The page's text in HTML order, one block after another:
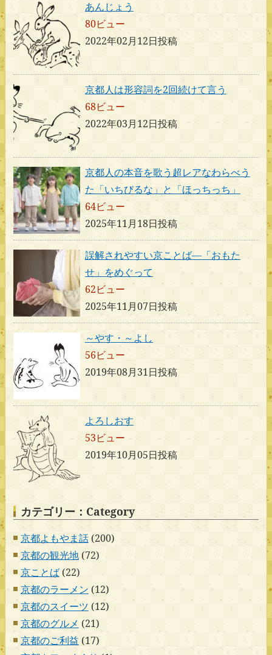
あんじょう
80ビュー
2022年02月12日投稿
京都人は形容詞を2回続けて言う
68ビュー
2022年03月12日投稿
京都人の本音を歌う超レアなわらべう
た「いちびるな」と「ほっちっち」
64ビュー
2025年11月18日投稿
誤解されやすい京ことば―「おもた
せ」をめぐって
62ビュー
2025年11月07日投稿
～やす・～よし
56ビュー
2019年08月31日投稿
よろしおす
53ビュー
2019年10月05日投稿
カテゴリー：Category
京都よもやま話(200)
京都の観光地(72)
京ことば(22)
京都のラーメン (12)
京都のスイーツ (12)
京都のグルメ (21)
京都のご利益 (17)